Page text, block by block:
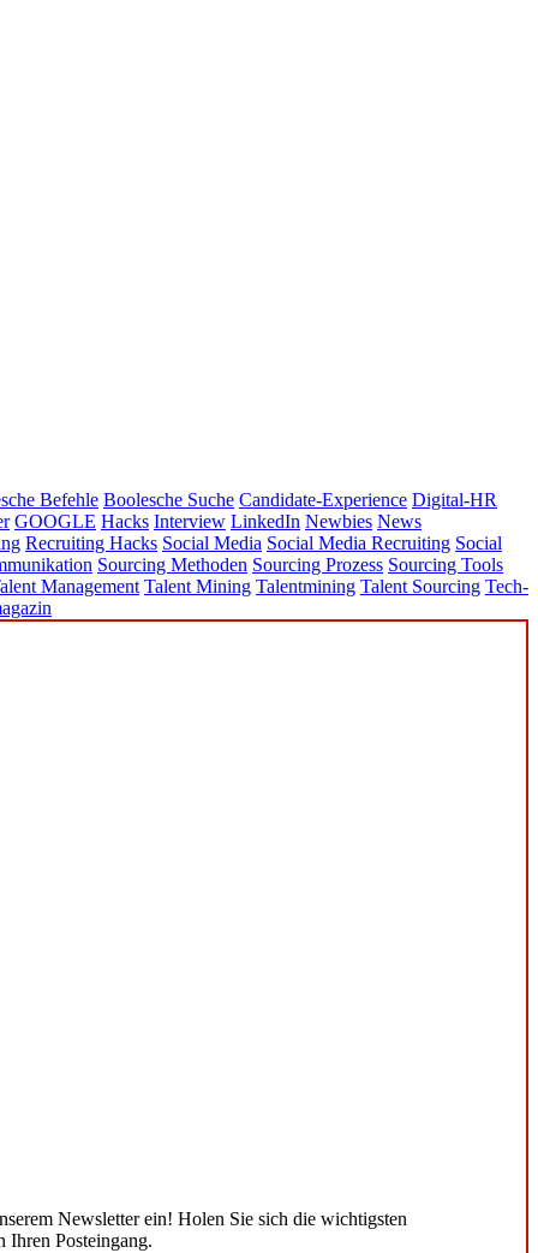
Befehle Boolesche Suche Candidate-Experience Digital-HR
GOOGLE Hacks Interview LinkedIn Newbies News
Recruiting Hacks Social Media Social Media Recruiting Social
Sourcing Methoden Sourcing Prozess Sourcing Tools
Management Talent Mining Talentmining Talent Sourcing Tech-
Newsletter ein! Holen Sie sich die wichtigsten
Ihren Posteingang.